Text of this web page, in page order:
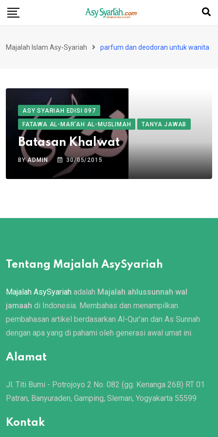
Skip
Majalah Islam Asy-Syariah parfum dan deodoran untuk wanita
ASY SYARIAH EDISI 097
FATAWA AL-MAR'AH AL-MUSLIMAH
TANYA JAWAB
Batasan Khalwat
BYADMIN 30/05/2015
Tentang Majalah AsySyariah
Majalah AsySyariah adalah Majalah ahlussunnah wal
jamaah di Indonesia. Membahas dan menampilkan
pembahasan artikel berdasarkan Al-Qur’an dan As Sunnah
dengan apa yang di pahami oleh generasi awal umat ini.
Alamat
Jl. Titi Bumi - Potrojoyo 2 No. 082 (gg. Kenanga 26B) RT 01
Patran, Banyuraden, Gamping, Sleman, Yogyakarta 55599
Kontak